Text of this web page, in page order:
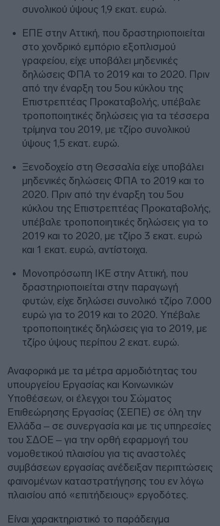
συνολικού ύψους 1,9 εκατ. ευρώ.
ΕΠΕ στην Αττική, που δραστηριοποιείται
στο χονδρικό εμπόριο εξοπλισμού
γραφείου, είχε υποβάλει μηδενικές
δηλώσεις ΦΠΑ το 2019 και το 2020. Πριν
από την έναρξη του 5ου κύκλου της
Επιστρεπτέας Προκαταβολής, υπέβαλε
τροποποιητικές δηλώσεις για τα τέσσερα
τρίμηνα του 2019, με τζίρο συνολικού
ύψους 1,5 εκατ. ευρώ.
Ξενοδοχείο στη Θεσσαλία είχε υποβάλει
μηδενικές δηλώσεις ΦΠΑ το 2019 και το
2020. Πριν από την έναρξη του 5ου
κύκλου της Επιστρεπτέας Προκαταβολής,
υπέβαλε τροποποιητικές δηλώσεις για το
2019 και το 2020, με τζίρο 3 εκατ. ευρώ
και 1 εκατ. ευρώ, αντίστοιχα.
Μονοπρόσωπη ΙΚΕ στην Αττική, που
δραστηριοποιείται στην παραγωγή
φυτών, είχε δηλώσει συνολικό τζίρο 7.000
ευρώ για το 2019 και το 2020. Υπέβαλε
τροποποιητικές δηλώσεις για το 2019, με
τζίρο ύψους περίπου 2 εκατ. ευρώ.
Αναφορικά με τα μέτρα αρμοδιότητας του
υπουργείου Εργασίας και Κοινωνικών
Υποθέσεων, οι έλεγχοι του Σώματος
Επιθεώρησης Εργασίας (ΣΕΠΕ) σε όλη την
Ελλάδα – σε συνεργασία και με τις υπηρεσίες
του ΣΔΟΕ – για την ορθή εφαρμογή του
νομοθετικού πλαισίου για τις αναστολές
συμβάσεων εργασίας ανέδειξαν περιπτώσεις
φαινομένων καταστρατήγησης του εν λόγω
πλαισίου από «επιτήδειους» εργοδότες.
Είναι χαρακτηριστικό το παράδειγμα